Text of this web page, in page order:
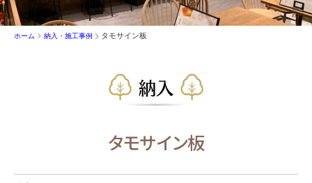
ホーム 納入・施工事例 タモサイン板
納入
タモサイン板